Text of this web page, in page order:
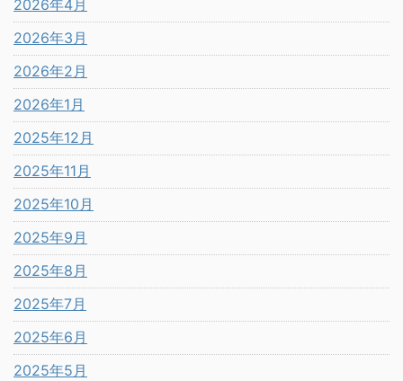
2026年4月
2026年3月
2026年2月
2026年1月
2025年12月
2025年11月
2025年10月
2025年9月
2025年8月
2025年7月
2025年6月
2025年5月